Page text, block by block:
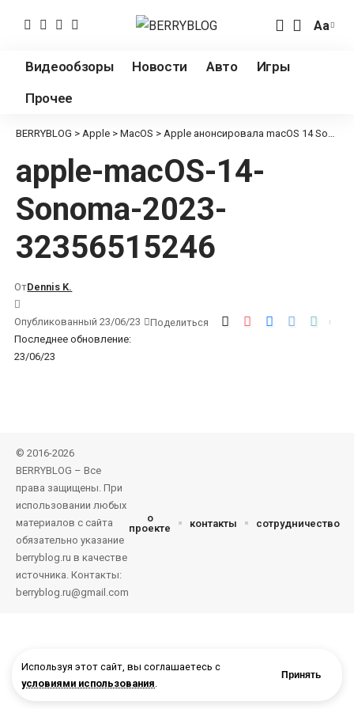
Используя этот сайт, вы соглашаетесь с
условиями использования.
Принять
Аа
Видеообзоры Новости Авто
Игры
Прочее
BERRYBLOG > Apple > MacOS > Apple анонсировала macOS 14 Sonoma
apple-macOS-14-
Sonoma-2023-
32356515246
Последнее обновление:
23/06/23
ОтDennis K.
Опубликованный 23/06/23 Поделиться
© 2016-2026
BERRYBLOG – Все
права защищены. При
использовании любых
материалов с сайта
обязательно указание
berryblog.ru в качестве
источника. Контакты:
berryblog.ru@gmail.com
о
проекте
контакты сотрудничество